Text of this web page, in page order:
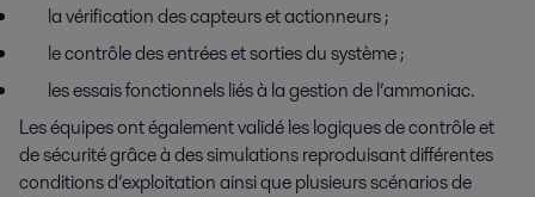
la vérification des capteurs et actionneurs ;
le contrôle des entrées et sorties du système ;
les essais fonctionnels liés à la gestion de l’ammoniac.
Les équipes ont également validé les logiques de contrôle et
de sécurité grâce à des simulations reproduisant différentes
conditions d’exploitation ainsi que plusieurs scénarios de